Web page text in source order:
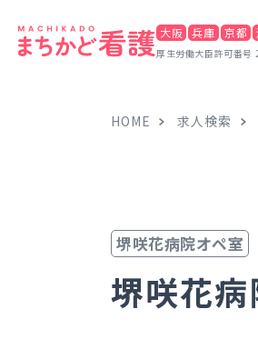
大阪 兵庫 京都
厚生労働大臣許可番
HOME 求人検索
堺咲花病院オペ室
堺咲花